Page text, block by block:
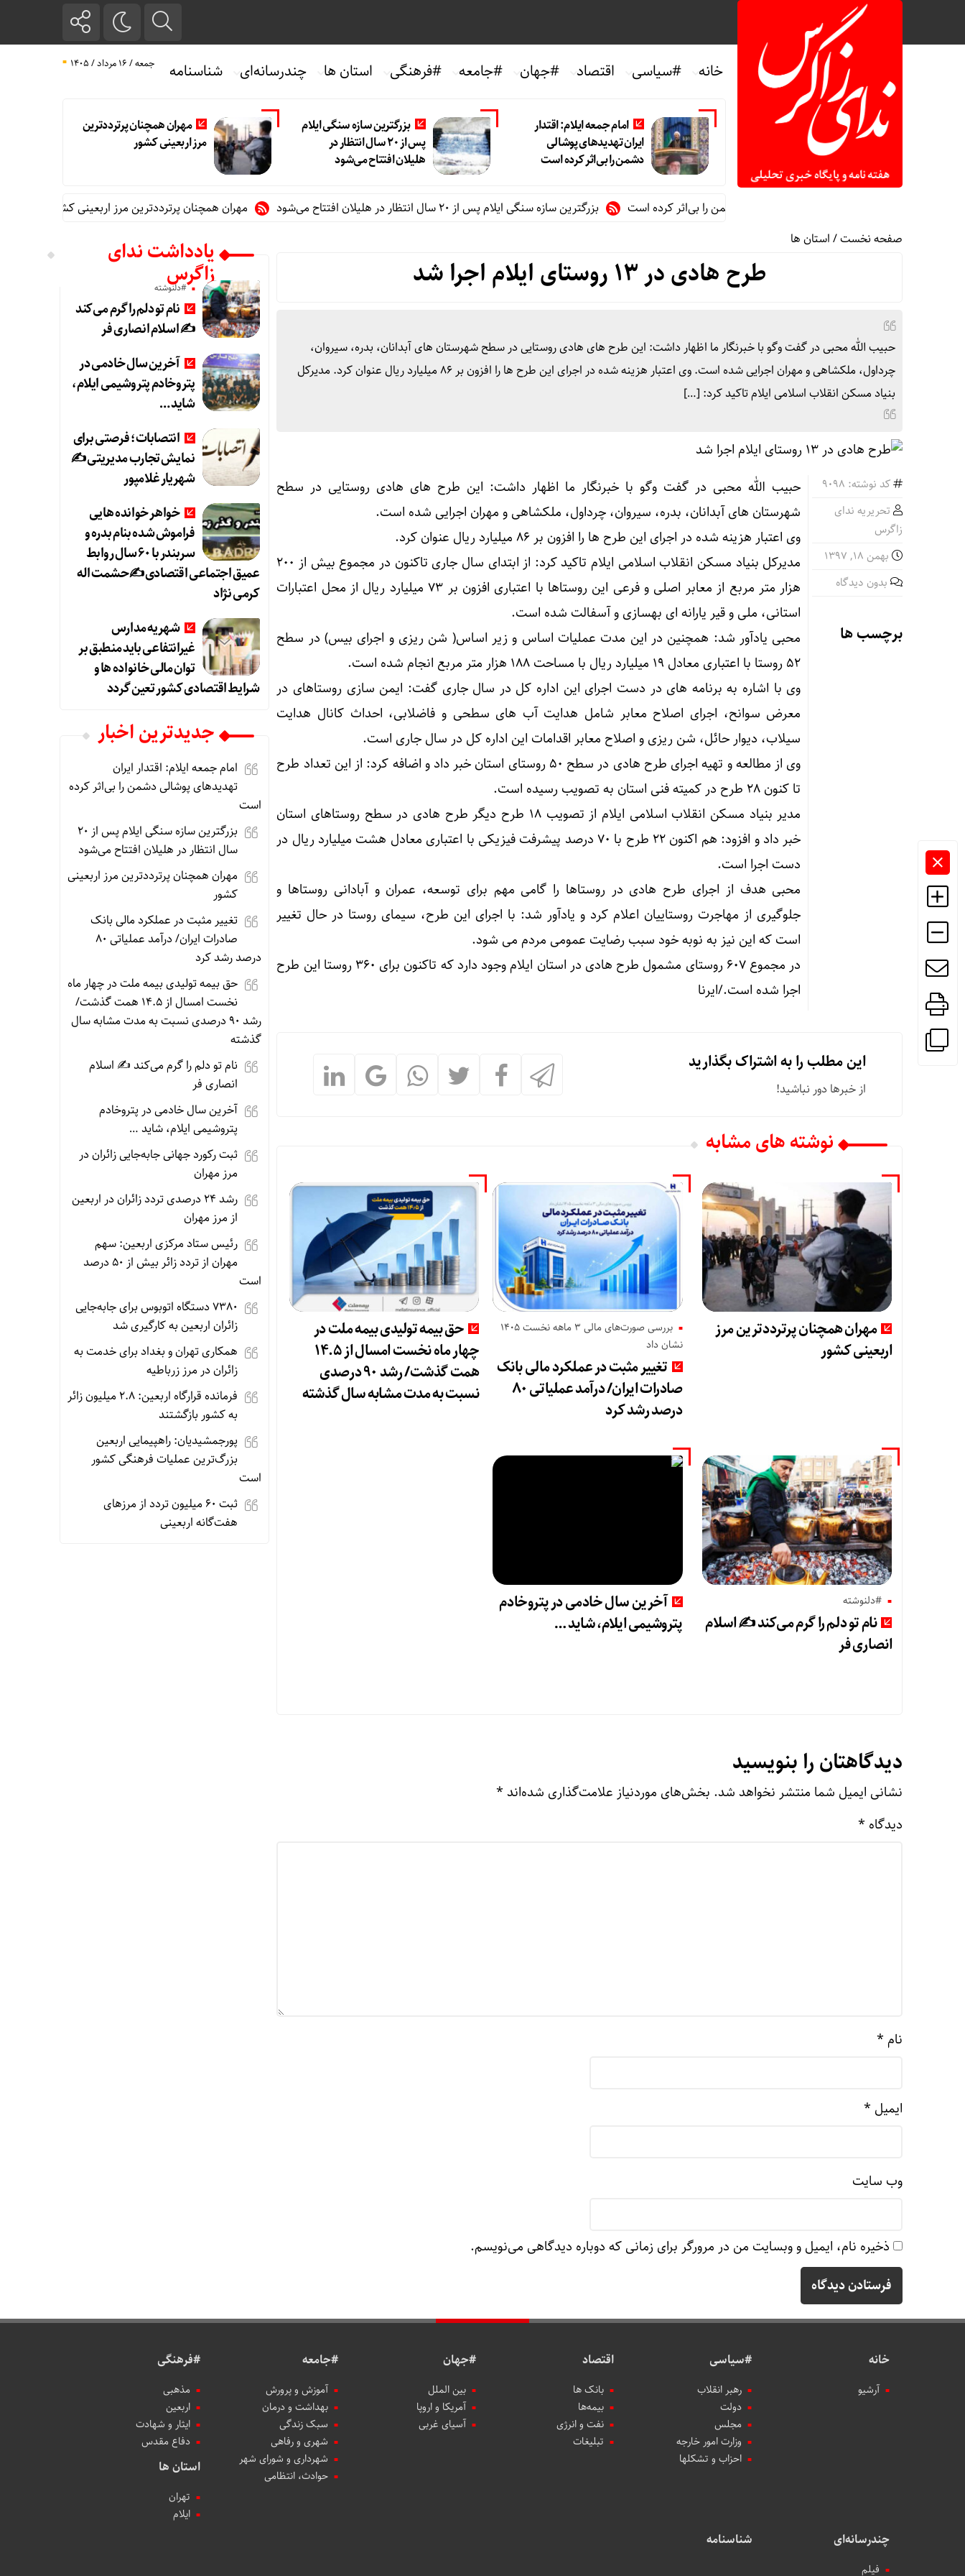
خانه #سیاسی اقتصاد #جهان #جامعه #فرهنگی استان ها چندرسانه‌ای شناسنامه جمعه / ۱۶ مرداد / ۱۴۰۵
امام جمعه ایلام: اقتدار
ایران تهدیدهای پوشالی
دشمن را بی‌اثر کرده است
بزرگترین سازه سنگی ایلام
پس از ۲۰ سال انتظار در
هلیلان افتتاح می‌شود
مهران همچنان پرترددترین
مرز اربعینی کشور
جمعه ایلام: اقتدار ایران تهدیدهای پوشالی دشمن را بی‌اثر کرده است بزرگترین سازه سنگی ایلام پس از ۲۰ سال انتظار در هلیلان افتتاح می‌شود مهران همچنان پرترددترین مرز اربعینی کشور
صفحه نخست/استان ها
طرح هادی در ۱۳ روستای ایلام اجرا شد
حبیب الله محبی در گفت وگو با خبرنگار ما اظهار داشت: این طرح های هادی روستایی در سطح شهرستان های آبدانان، بدره، سیروان،
چرداول، ملکشاهی و مهران اجرایی شده است. وی اعتبار هزینه شده در اجرای این طرح ها را افزون بر ۸۶ میلیارد ریال عنوان کرد. مدیرکل
بنیاد مسکن انقلاب اسلامی ایلام تاکید کرد: […]
کد نوشته: 9098
تحریریه ندای
زاگرس
بهمن ۱۸, ۱۳۹۷
بدون دیدگاه
برچسب ها
حبیب الله محبی در گفت وگو با خبرنگار ما اظهار داشت: این طرح های هادی روستایی در سطح
شهرستان های آبدانان، بدره، سیروان، چرداول، ملکشاهی و مهران اجرایی شده است.
وی اعتبار هزینه شده در اجرای این طرح ها را افزون بر ۸۶ میلیارد ریال عنوان کرد.
مدیرکل بنیاد مسکن انقلاب اسلامی ایلام تاکید کرد: از ابتدای سال جاری تاکنون در مجموع بیش از ۲۰۰
هزار متر مربع از معابر اصلی و فرعی این روستاها با اعتباری افزون بر ۷۳ میلیارد ریال از محل اعتبارات
استانی، ملی و قیر یارانه ای بهسازی و آسفالت شده است.
محبی یادآور شد: همچنین در این مدت عملیات اساس و زیر اساس( شن ریزی و اجرای بیس) در سطح
۵۲ روستا با اعتباری معادل ۱۹ میلیارد ریال با مساحت ۱۸۸ هزار متر مربع انجام شده است.
وی با اشاره به برنامه های در دست اجرای این اداره کل در سال جاری گفت: ایمن سازی روستاهای در
معرض سوانح، اجرای اصلاح معابر شامل هدایت آب های سطحی و فاضلابی، احداث کانال هدایت
سیلاب، دیوار حائل، شن ریزی و اصلاح معابر اقدامات این اداره کل در سال جاری است.
وی از مطالعه و تهیه اجرای طرح هادی در سطح ۵۰ روستای استان خبر داد و اضافه کرد: از این تعداد طرح
تا کنون ۲۸ طرح در کمیته فنی استان به تصویب رسیده است.
مدیر بنیاد مسکن انقلاب اسلامی ایلام از تصویب ۱۸ طرح دیگر طرح هادی در سطح روستاهای استان
خبر داد و افزود: هم اکنون ۲۲ طرح با ۷۰ درصد پیشرفت فیزیکی با اعتباری معادل هشت میلیارد ریال در
دست اجرا است.
محبی هدف از اجرای طرح هادی در روستاها را گامی مهم برای توسعه، عمران و آبادانی روستاها و
جلوگیری از مهاجرت روستاییان اعلام کرد و یادآور شد: با اجرای این طرح، سیمای روستا در حال تغییر
است که این نیز به نوبه خود سبب رضایت عمومی مردم می شود.
در مجموع ۶۰۷ روستای مشمول طرح هادی در استان ایلام وجود دارد که تاکنون برای ۳۶۰ روستا این طرح
اجرا شده است./ایرنا
این مطلب را به اشتراک بگذارید
از خبرها دور نباشید!
نوشته های مشابه
مهران همچنان پرترددترین مرز
اربعینی کشور
بررسی صورت‌های مالی 3 ماهه نخست 1405
نشان داد
تغییر مثبت در عملکرد مالی بانک
صادرات ایران/ درآمد عملیاتی ۸۰
درصد رشد کرد
حق بیمه تولیدی بیمه ملت در
چهار ماه نخست امسال از ۱۴.۵
همت گذشت/ رشد ۹۰ درصدی
نسبت به مدت مشابه سال گذشته
#دلنوشته
نام تو دلم را گرم می‌کند ✍️ اسلام
انصاری فر
آخرین سال خادمی در پتروخادم
پتروشیمی ایلام، شاید …
دیدگاهتان را بنویسید
نشانی ایمیل شما منتشر نخواهد شد. بخش‌های موردنیاز علامت‌گذاری شده‌اند *
دیدگاه *
نام *
ایمیل *
وب‌ سایت
ذخیره نام، ایمیل و وبسایت من در مرورگر برای زمانی که دوباره دیدگاهی می‌نویسم.
یادداشت ندای
زاگرس
#دلنوشته
نام تو دلم را گرم می‌کند
✍️ اسلام انصاری فر
آخرین سال خادمی در
پتروخادم پتروشیمی ایلام،
شاید …
انتصابات؛ فرصتی برای
نمایش تجارب مدیریتی ✍
شهریار غلامپور
خواهر خوانده هایی
فراموش شده بنام بدره و
سربندر با ۶۰ سال روابط
عمیق اجتماعی اقتصادی ✍حشمت اله
کرمی نژاد
شهریه مدارس
غیرانتفاعی باید منطبق بر
توان مالی خانواده ها و
شرایط اقتصادی کشور تعین گردد
جديدترين اخبار
امام جمعه ایلام: اقتدار ایران
تهدیدهای پوشالی دشمن را بی‌اثر کرده
است
بزرگترین سازه سنگی ایلام پس از ۲۰
سال انتظار در هلیلان افتتاح می‌شود
مهران همچنان پرترددترین مرز اربعینی
کشور
تغییر مثبت در عملکرد مالی بانک
صادرات ایران/ درآمد عملیاتی ۸۰
درصد رشد کرد
حق بیمه تولیدی بیمه ملت در چهار ماه
نخست امسال از ۱۴.۵ همت گذشت/
رشد ۹۰ درصدی نسبت به مدت مشابه سال
گذشته
نام تو دلم را گرم می‌کند ✍️ اسلام
انصاری فر
آخرین سال خادمی در پتروخادم
پتروشیمی ایلام، شاید …
ثبت رکورد جهانی جابه‌جایی زائران در
مرز مهران
رشد ۲۴ درصدی تردد زائران در اربعین
از مرز مهران
رئیس ستاد مرکزی اربعین: سهم
مهران از تردد زائر بیش از ۵۰ درصد
است
۷۳۸۰ دستگاه اتوبوس برای جابه‌جایی
زائران اربعین به‌ کارگیری شد
همکاری تهران و بغداد برای خدمت به
زائران در مرز زرباطیه
فرمانده قرارگاه اربعین: ۲.۸ میلیون زائر
به کشور بازگشتند
پورجمشیدیان: راهپیمایی اربعین
بزرگ‌ترین عملیات فرهنگی کشور
است
ثبت ۶۰ میلیون تردد از مرزهای
هفت‌گانه اربعینی
خانه
آرشیو
#سیاسی
رهبر انقلاب
دولت
مجلس
وزارت امور خارجه
احزاب و تشکلها
اقتصاد
بانک ها
بیمه‌ها
نفت و انرژی
تبلیغات
#جهان
بین الملل
آمریکا و اروپا
آسیای غربی
#جامعه
آموزش و پرورش
بهداشت و درمان
سبک زندگی
شهری و رفاهی
شهرداری و شورای شهر
حوادث، انتظامی
#فرهنگی
مذهبی
اربعین
ایثار و شهادت
دفاع مقدس
استان ها
تهران
ایلام
چندرسانه‌ای
فیلم
شناسنامه